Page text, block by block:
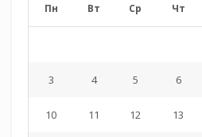
Пн Вт Ср Чт
3 4 5 6
10 11 12 13